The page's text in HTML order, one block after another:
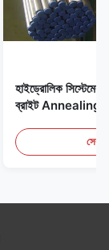
হাইড্রোলিক সিস্টেমের
ব্রাইট Annealing
সেরা